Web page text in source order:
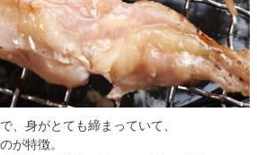
、身がとても締まっていて、
が特徴。